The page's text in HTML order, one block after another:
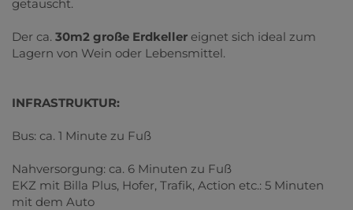
getauscht.
Der ca. 30m2 große Erdkeller eignet sich ideal zum
Lagern von Wein oder Lebensmittel.
INFRASTRUKTUR:
Bus: ca. 1 Minute zu Fuß
Nahversorgung: ca. 6 Minuten zu Fuß
EKZ mit Billa Plus, Hofer, Trafik, Action etc.: 5 Minuten
mit dem Auto